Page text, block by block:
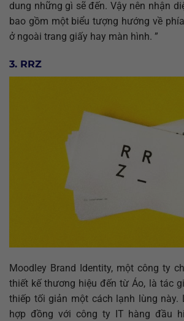
dung những gì sẽ đến. Vậy nên nhận
bao gồm một biểu tượng hướng về
ở ngoài trang giấy hay màn hình. ”
3. RRZ
Moodley Brand Identity, một công ty
thiết kế thương hiệu đến từ Áo, là tác
thiếp tối giản một cách lạnh lùng này.
hợp đồng với công ty IT hàng đầu